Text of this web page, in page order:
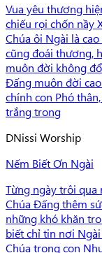
Vua yêu thương
chiếu rọi chốn nầy
Chúa ôi Ngài là
cũng đoái thương,
muôn đời không
Đấng muôn đời
chính con Phó
trắng trong
DNissi Worship
Nếm Biết Ơn Ngài
Từng ngày trôi qua
Chúa Đấng thêm
những khó khăn
biết chỉ tin nơi
Chúa trong con